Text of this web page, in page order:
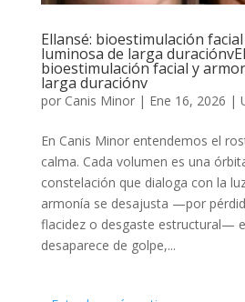
Ellansé: bioestimulación
luminosa de larga
bioestimulación facial y
larga duraciónv
por Canis Minor| Ene 16, 2026 |
En Canis Minor entendemos el
calma. Cada volumen es una
constelación que dialoga con la
armonía se desajusta —por
flacidez o desgaste estructural—
desaparece de golpe,...